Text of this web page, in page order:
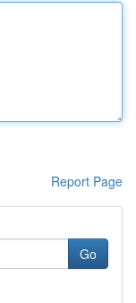
Report Page
Go